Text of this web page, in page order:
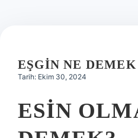
Hakkımızda
EŞGIN NE DEMEK
Tarih: Ekim 30, 2024
ESIN